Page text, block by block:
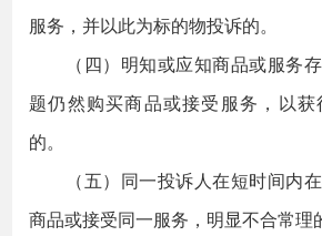
服务，并以此为标的物投诉的。
（四）明知或应知商品或服务存
题仍然购买商品或接受服务，以获
的。
（五）同一投诉人在短时间内在
商品或接受同一服务，明显不合常理